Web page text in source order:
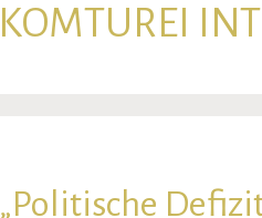
KOMTUREI
„Politische